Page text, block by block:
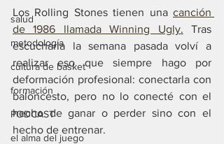
salud
metodología
cultura de basket
formación
PODCAST
el alma del juego
Los Rolling Stones tienen una canción
de 1986 llamada Winning Ugly. Tras
escucharla la semana pasada volví a
realizar eso que siempre hago por
deformación profesional: conectarla con
baloncesto, pero no lo conecté con el
hecho de ganar o perder sino con el
hecho de entrenar.